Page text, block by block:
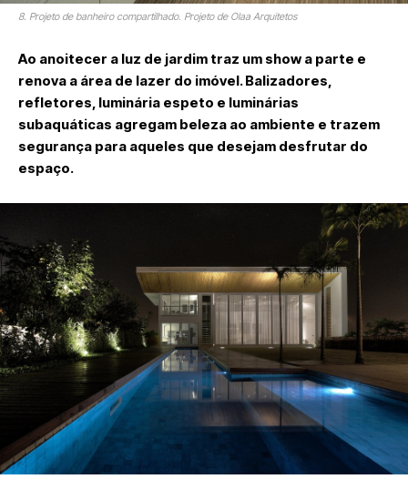
8. Projeto de banheiro compartilhado. Projeto de Olaa Arquitetos
Ao anoitecer a luz de jardim traz um show a parte e
renova a área de lazer do imóvel. Balizadores,
refletores, luminária espeto e luminárias
subaquáticas agregam beleza ao ambiente e trazem
segurança para aqueles que desejam desfrutar do
espaço.